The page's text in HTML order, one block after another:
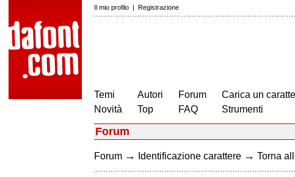
Il mio profilo | Registrazione
Temi
Novità
Autori
Top
Forum
FAQ
Carica un
Strumenti
Forum
Forum → Identificazione carattere → Torna